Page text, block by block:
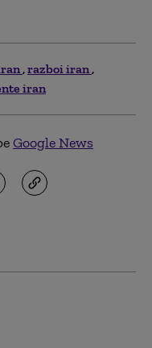
razboi iran
iran
Google News